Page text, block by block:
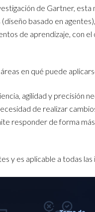
de Gartner,
basado en
de aprendizaje, con
en qué puede
agilidad y precisión
de realizar
responder de forma
y es aplicable a todas